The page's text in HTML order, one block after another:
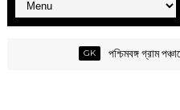
পশ্চিমবঙ্গ গ্রাম